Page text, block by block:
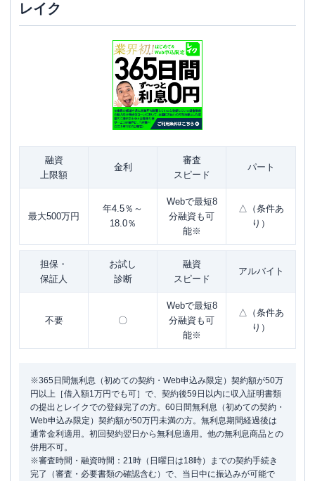
レイク
融資
上限額
金利
審査
スピード
パート
最大500万円
年4.5％～
18.0％
Webで最短8
分融資も可
能※
△（条件あ
り）
担保・
保証人
お試し
診断
融資
スピード
アルバイト
不要 〇
Webで最短8
分融資も可
能※
△（条件あ
り）
※365日間無利息（初めての契約・Web申込み限定）契約額が50万
円以上［借入額1万円でも可］で、契約後59日以内に収入証明書類
の提出とレイクでの登録完了の方。60日間無利息（初めての契約・
Web申込み限定）契約額が50万円未満の方。無利息期間経過後は
通常金利適用。初回契約翌日から無利息適用。他の無利息商品との
併用不可。
※審査時間・融資時間：21時（日曜日は18時）までの契約手続き
完了（審査・必要書類の確認含む）で、当日中に振込みが可能で